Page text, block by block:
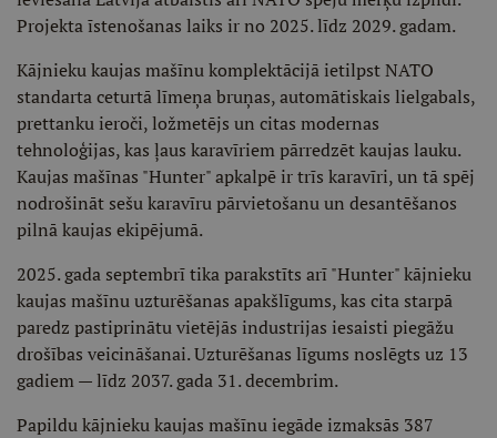
Projekta īstenošanas laiks ir no 2025. līdz 2029. gadam.
Kājnieku kaujas mašīnu komplektācijā ietilpst NATO
standarta ceturtā līmeņa bruņas, automātiskais lielgabals,
prettanku ieroči, ložmetējs un citas modernas
tehnoloģijas, kas ļaus karavīriem pārredzēt kaujas lauku.
Kaujas mašīnas "Hunter" apkalpē ir trīs karavīri, un tā spēj
nodrošināt sešu karavīru pārvietošanu un desantēšanos
pilnā kaujas ekipējumā.
2025. gada septembrī tika parakstīts arī "Hunter" kājnieku
kaujas mašīnu uzturēšanas apakšlīgums, kas cita starpā
paredz pastiprinātu vietējās industrijas iesaisti piegāžu
drošības veicināšanai. Uzturēšanas līgums noslēgts uz 13
gadiem — līdz 2037. gada 31. decembrim.
Papildu kājnieku kaujas mašīnu iegāde izmaksās 387